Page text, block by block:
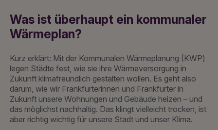
Was ist überhaupt ein kommunaler
Wärmeplan?
Kurz erklärt: Mit der Kommunalen Wärmeplanung (KWP)
legen Städte fest, wie sie ihre Wärmeversorgung in
Zukunft klimafreundlich gestalten wollen. Es geht also
darum, wie wir Frankfurterinnen und Frankfurter in
Zukunft unsere Wohnungen und Gebäude heizen – und
das möglichst nachhaltig. Das klingt vielleicht trocken, ist
aber richtig wichtig für unsere Stadt und unser Klima.